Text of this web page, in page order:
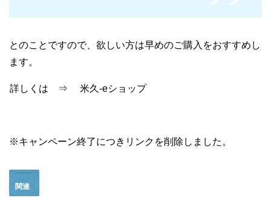
とのことですので、欲しい方は早めのご購入をおすすめし
ます。
詳しくは ⇒ 米久-eショップ
※キャンペーン終了につきリンクを削除しました。
関連